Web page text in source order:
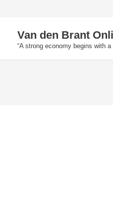
contentVan den Brant
“A strong economy begins with